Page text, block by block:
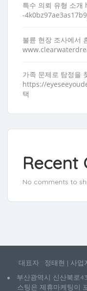
특수 의뢰 유형 소
-
불륜 현장 조사에서
가족 문제로 탐정을
https://
택
Recent
No comments to
대표자 : 정태현 | 사
부산광역시 신산북로
스팅은 제휴마케팅이